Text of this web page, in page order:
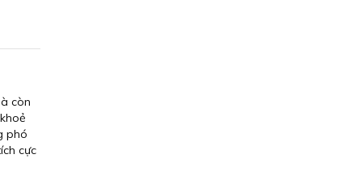
còn
phó
cực